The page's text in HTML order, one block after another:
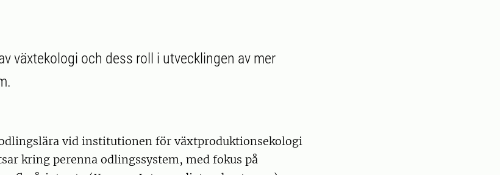
växtekologi och dess roll i utvecklingen av mer
vid institutionen för växtproduktionsekologi
kring perenna odlingssystem, med fokus på